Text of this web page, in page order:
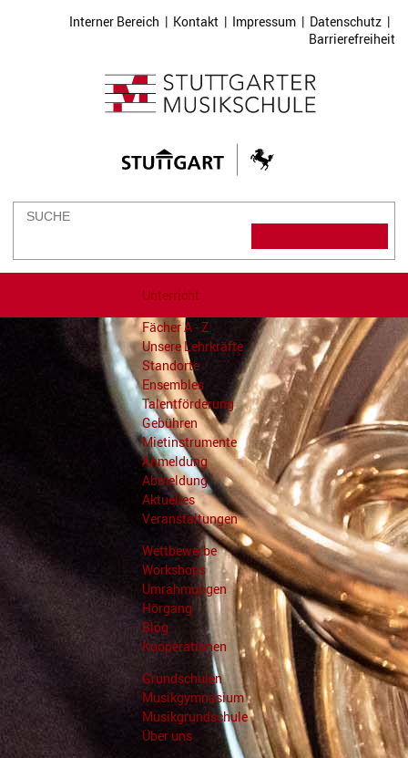
Interner Bereich | Kontakt | Impressum | Datenschutz |
Barrierefreiheit
Unterricht
Fächer A - Z
Unsere Lehrkräfte
Standorte
Ensembles
Talentförderung
Gebühren
Mietinstrumente
Anmeldung
Abmeldung
Aktuelles
Veranstaltungen
Wettbewerbe
Workshops
Umrahmungen
Hörgang
Blog
Kooperationen
Grundschulen
Musikgymnasium
Musikgrundschule
Über uns